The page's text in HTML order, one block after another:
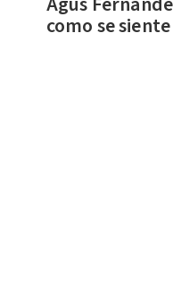
como se siente